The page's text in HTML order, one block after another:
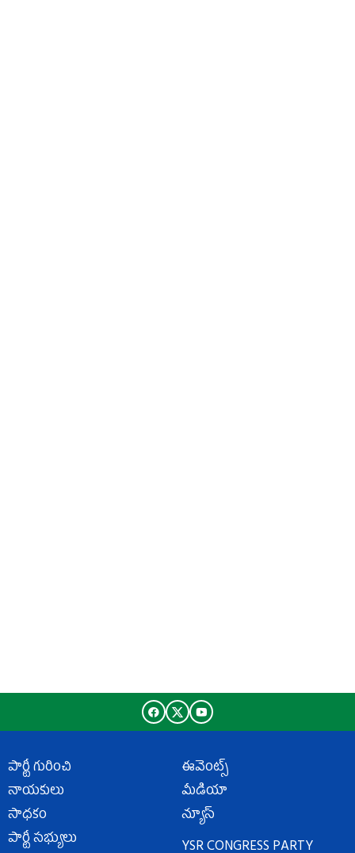
పార్టీ గురించి
నాయకులు
సాధకం
పార్టీ సభ్యులు
ఈవెంట్స్
మీడియా
న్యూస్
YSR CONGRESS PARTY